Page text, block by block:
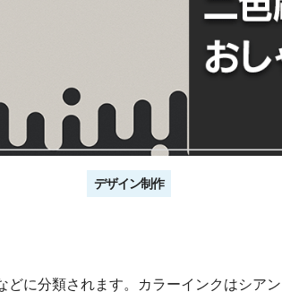
デザイン制作
に分類されます。カラーインクはシア